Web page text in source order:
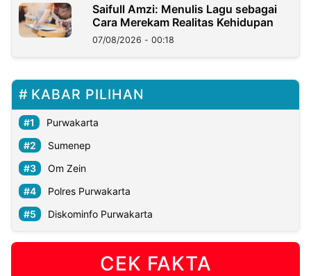
Saifull Amzi: Menulis Lagu sebagai
Cara Merekam Realitas Kehidupan
07/08/2026 - 00:18
KABAR PILIHAN
Purwakarta
Sumenep
Om Zein
Polres Purwakarta
Diskominfo Purwakarta
CEK FAKTA